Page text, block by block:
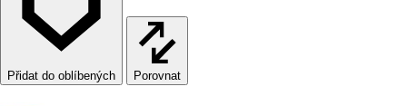
Porovnat